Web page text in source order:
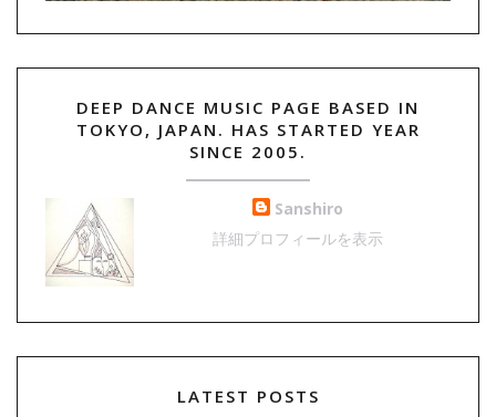
DEEP DANCE MUSIC PAGE BASED IN
TOKYO, JAPAN. HAS STARTED YEAR
SINCE 2005.
Sanshiro
詳細プロフィールを表示
LATEST POSTS